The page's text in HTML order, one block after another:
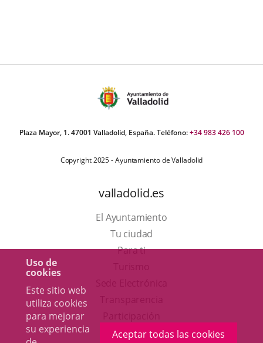
Uso de
cookies
Este sitio web
utiliza cookies
para mejorar
su experiencia
Aceptar todas las cookies
Plaza Mayor, 1. 47001 Valladolid, España. Teléfono:+34 983 426 100
Copyright 2025 - Ayuntamiento de Valladolid
valladolid.es
El Ayuntamiento
Tu ciudad
Para ti
en aplicación